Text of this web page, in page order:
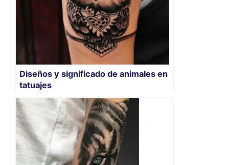
Diseños y significado de animales en
tatuajes